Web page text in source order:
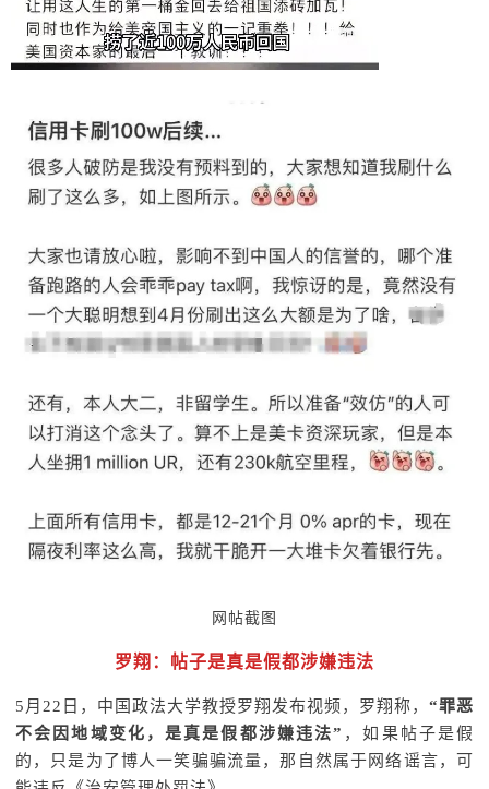
网帖截图
罗翔：帖子是真是假都涉嫌违法
5月22日，中国政法大学教授罗翔发布视频，罗翔称， “罪恶
不会因地域变化，是真是假都涉嫌违法” ，如果帖子是假
的，只是为了博人一笑骗骗流量，那自然属于网络谣言，可